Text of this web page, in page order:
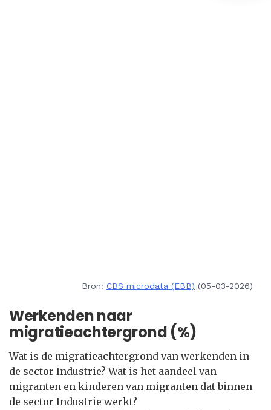
Bron: CBS microdata (EBB) (05-03-2026)
Werkenden naar
migratieachtergrond (%)
Wat is de migratieachtergrond van werkenden in
de sector Industrie? Wat is het aandeel van
migranten en kinderen van migranten dat binnen
de sector Industrie werkt?